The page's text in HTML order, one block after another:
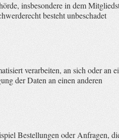
insbesondere in dem
besteht unbeschadet
verarbeiten, an sich oder an
der Daten an einen anderen
Bestellungen oder Anfragen,